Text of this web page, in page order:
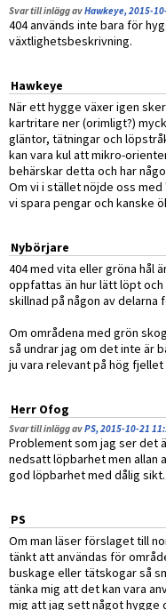
Svar till inlägg avHawkeye, 2015-
404 används inte bara för
växtlighetsbeskrivning.
Hawkeye
När ett hygge växer igen
kartritare ner (orimligt?)
gläntor, tätningar och
kan vara kul att mikro-
behärskar detta och har
Om vi i stället nöjde oss
vi spara pengar och kanske
Nybörjare
404 med vita eller gröna hål
oppfattas än hur lätt löpt och
skillnad på någon av
Om områdena med grön
så undrar jag om det inte är
ju vara relevant på hög
Herr Ofog
Svar till inlägg avPS, 2015-10-21
Problement som jag ser det
nedsatt löpbarhet men allan
god löpbarhet med dålig sikt.
PS
Om man läser förslaget till
tänkt att användas för
buskage eller tätskogar så
tänka mig att det kan vara
mig att jag sett något hygge